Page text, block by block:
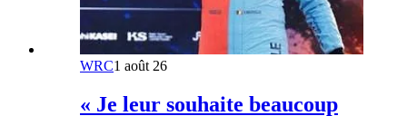
WRC1 août 26
« Je leur souhaite beaucoup